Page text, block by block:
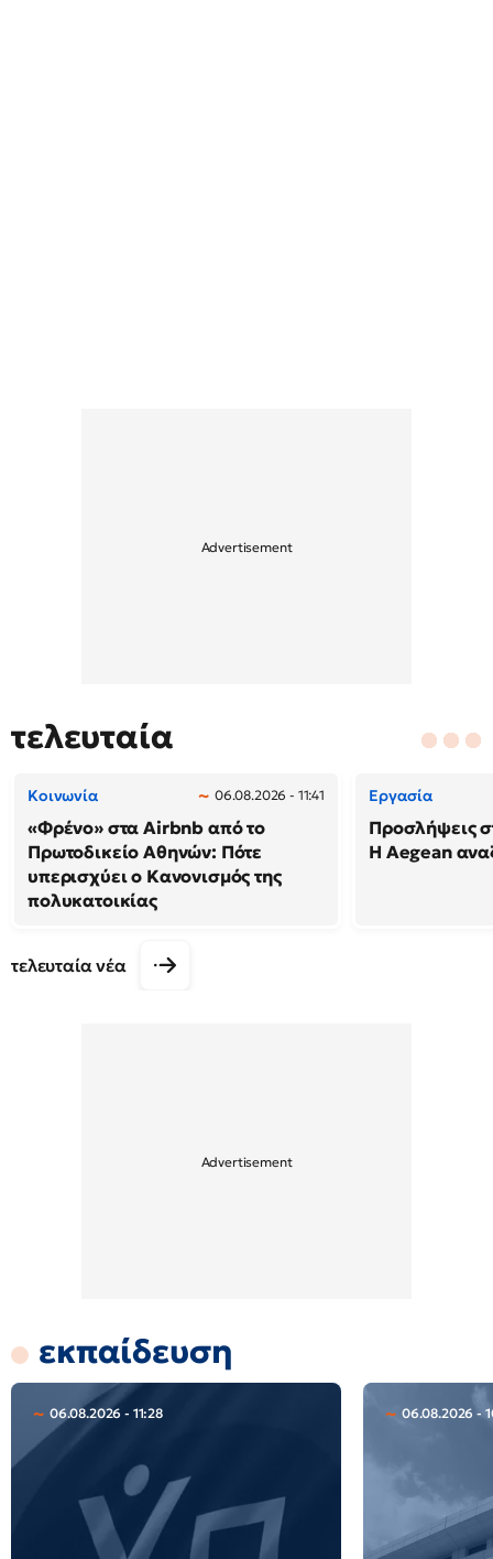
τελευταία
Κοινωνία 06.08.2026 - 11:41
«Φρένο» στα Airbnb από το
Πρωτοδικείο Αθηνών: Πότε
υπερισχύει ο Κανονισμός της
πολυκατοικίας
Εργασία
Προσλήψεις
Η Aegean
τελευταία νέα
εκπαίδευση
06.08.2026 - 11:28 06.08.2026 -